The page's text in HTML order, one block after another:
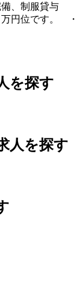
、制服貸与
円位です。 ・
を探す
人を探す